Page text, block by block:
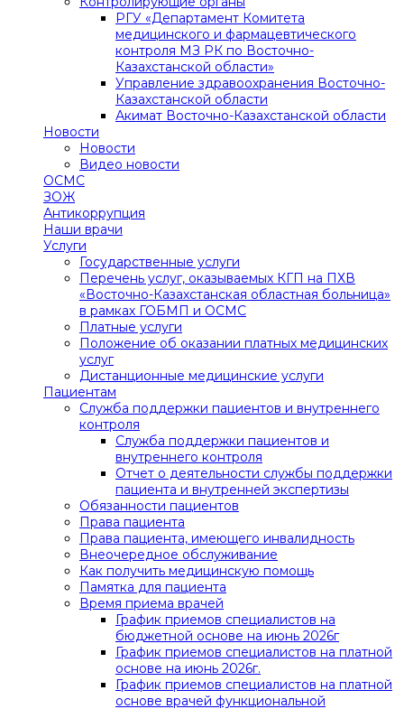
РГУ «Департамент Комитета
медицинского и фармацевтического
контроля МЗ РК по Восточно-
Казахстанской области»
Управление здравоохранения Восточно-
Казахстанской области
Акимат Восточно-Казахстанской области
Новости
Новости
Видео новости
ОСМС
ЗОЖ
Антикоррупция
Наши врачи
Услуги
Государственные услуги
Перечень услуг, оказываемых КГП на ПХВ
«Восточно-Казахстанская областная больница»
в рамках ГОБМП и ОСМС
Платные услуги
Положение об оказании платных медицинских
услуг
Дистанционные медицинские услуги
Пациентам
Служба поддержки пациентов и внутреннего
контроля
Служба поддержки пациентов и
внутреннего контроля
Отчет о деятельности службы поддержки
пациента и внутренней экспертизы
Обязанности пациентов
Права пациента
Права пациента, имеющего инвалидность
Внеочередное обслуживание
Как получить медицинскую помощь
Памятка для пациента
Время приема врачей
График приемов специалистов на
бюджетной основе на июнь 2026г
График приемов специалистов на платной
основе на июнь 2026г.
График приемов специалистов на платной
основе врачей функциональной